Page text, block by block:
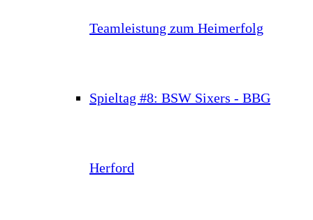
Teamleistung zum Heimerfolg
Spieltag #8: BSW Sixers - BBG
Herford